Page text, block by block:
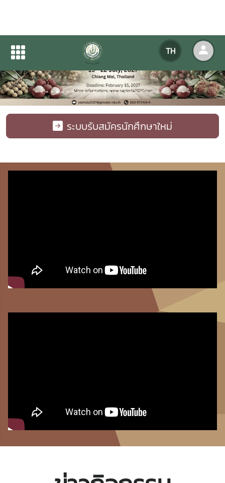
TH
Previous Next
ระบบรับสมัครนักศึกษาใหม่